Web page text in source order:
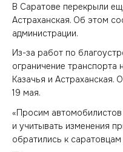
В Саратове перекрыли
Астраханская. Об этом
администрации.
Из-за работ по
ограничение транспорта
Казачья и Астраханская.
19 мая.
«Просим
и учитывать изменения
обратились к